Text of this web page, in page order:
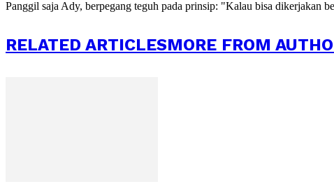
Panggil saja Ady, berpegang teguh pada prinsip: "Kalau bisa dikerjakan
RELATED ARTICLESMORE FROM